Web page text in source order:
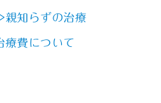
親知らずの治療
療費について